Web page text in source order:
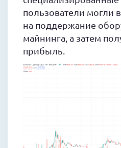
пользователи могли
на поддержание
майнинга, а затем
прибыль.